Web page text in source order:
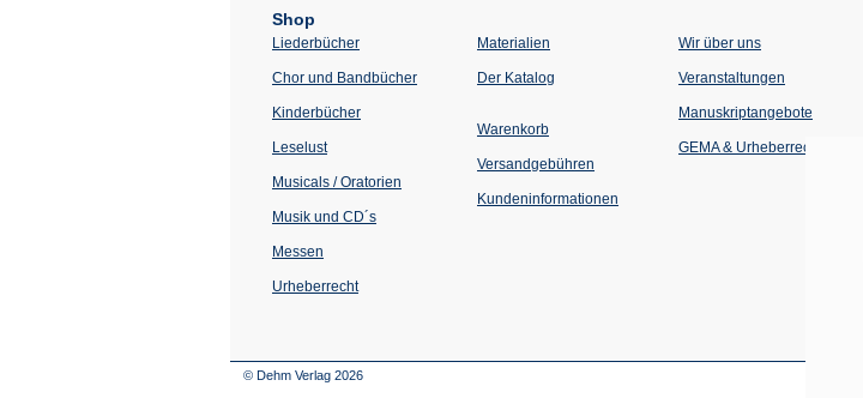
Shop
Liederbücher
Chor und Bandbücher
Kinderbücher
Leselust
Musicals / Oratorien
Musik und CD´s
Messen
Urheberrecht
Materialien
Der Katalog
Warenkorb
Versandgebühren
Kundeninformationen
Wir über uns
Veranstaltungen
einem
Tab)
Manuskriptangebote
GEMA & Urheberrecht
© Dehm Verlag 2026